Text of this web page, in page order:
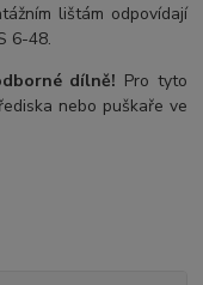
lištám odpovídají
6-48.
dílně! Pro tyto
nebo puškaře ve